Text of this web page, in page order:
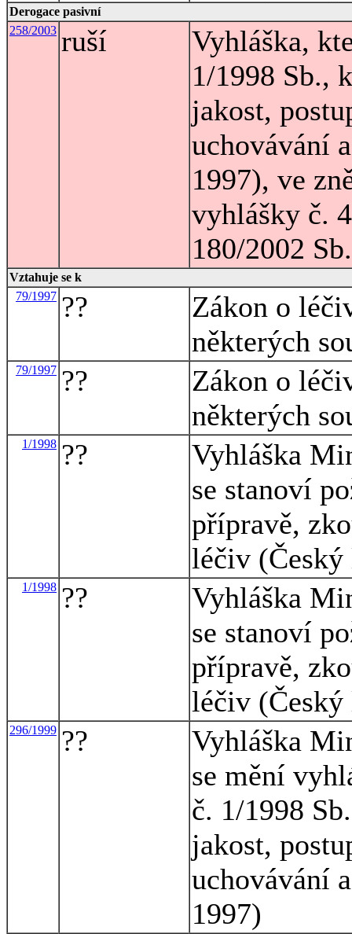
Derogace pasivní
258/2003 ruší
Vyhláška,
1/1998 Sb.,
jakost,
uchovávání
1997), ve
vyhlášky č.
180/2002 Sb.
Vztahuje se k
79/1997 ??
Zákon o
některých
79/1997 ??
Zákon o
některých
1/1998 ??
Vyhláška
se stanoví
přípravě,
léčiv (Český
1/1998 ??
Vyhláška
se stanoví
přípravě,
léčiv (Český
296/1999 ??
Vyhláška
se mění
č. 1/1998
jakost,
uchovávání
1997)